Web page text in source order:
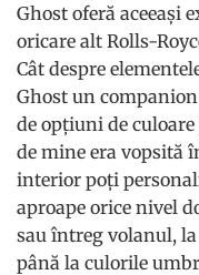
Ghost oferă aceeași
oricare alt Rolls-
Cât despre
Ghost un
de opțiuni de
de mine era vopsită
interior poți
aproape orice nivel
sau întreg volanul,
până la culorile